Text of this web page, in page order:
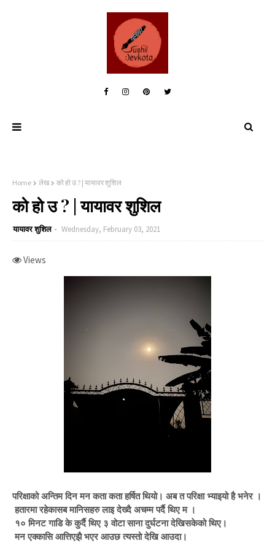
Home लेख को हो उ ? | यायावर शुशिल
को हो उ ? | यायावर शुशिल
यायावर शुशिल Wednesday, February 03, 2021
Views
परिक्षाको अन्तिम दिन मन कता कता हर्षित थियो। अब त परिक्षा भ्याइयो है भनेर ।
हतारमा रहेकासब मानिसहरु लाइ देख्दै अचम्म पर्दै थिए म ।
१० मिनट गाडि के कुर्दै थिए ३ वोटा साना दुर्घटना देखिसकेको थिए।
मन एक्कासि आत्तिएझै भएर आउछ त्यस्तो देखि आउदा।